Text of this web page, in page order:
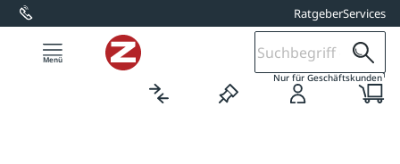
springen RatgeberServices
Nur für Geschäftskunden1